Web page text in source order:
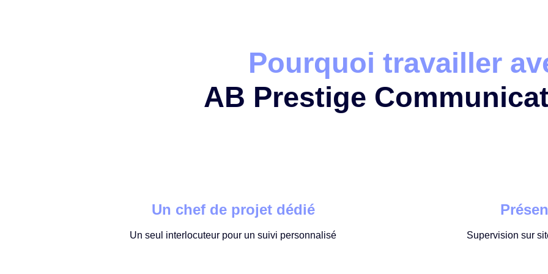
Pourquoi travailler
AB Prestige
Un chef de projet dédié
Un seul interlocuteur pour un suivi personnalisé Supervision sur